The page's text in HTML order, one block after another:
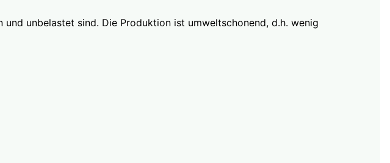
unbelastet sind. Die Produktion ist umweltschonend, d.h. wenig